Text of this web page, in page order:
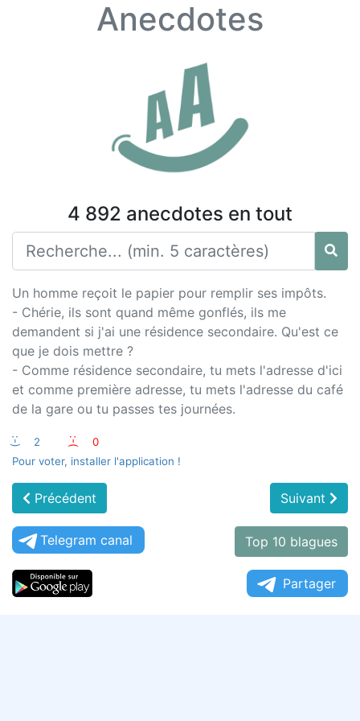
Anecdotes
4 892 anecdotes en tout
Un homme reçoit le papier pour remplir ses impôts.
- Chérie, ils sont quand même gonflés, ils me
demandent si j'ai une résidence secondaire. Qu'est ce
que je dois mettre ?
- Comme résidence secondaire, tu mets l'adresse d'ici
et comme première adresse, tu mets l'adresse du café
de la gare ou tu passes tes journées.
:-) 2 :-(
0
Pour voter, installer l'application !
Précédent Suivant
Telegram canal Top 10 blagues
Partager